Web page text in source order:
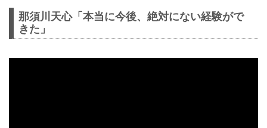
那須川天心「本当に今後、絶対にない経験がで
きた」